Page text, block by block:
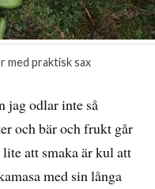
med praktisk sax
jag odlar inte så
och bär och frukt går
att smaka är kul att
med sin långa